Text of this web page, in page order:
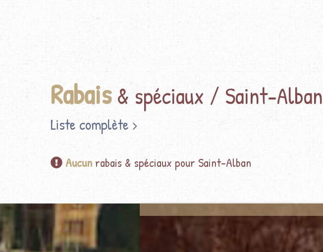
Rabais& spéciaux / Saint-Alban
Liste complète
Aucun rabais & spéciaux pour Saint-Alban